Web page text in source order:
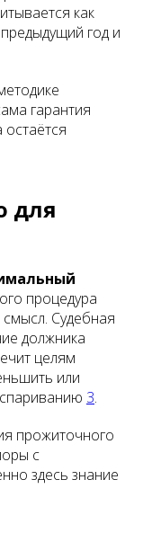
как
год и
гарантия
для
процедура
Судебная
должника
целям
или
3.
прожиточного
с
здесь знание